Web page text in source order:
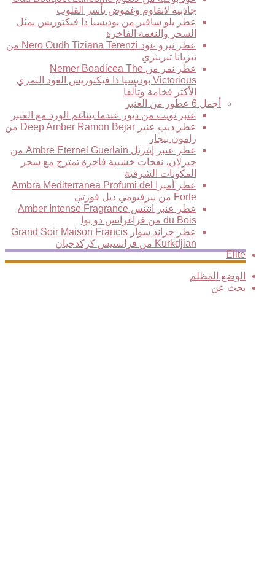
جاذبية لاتقاوم وغموض يأسر القلوب
عطر بلو سافير من بوديسيا ذا فيكتوريس يمثل
السحر والنغمة الفاخرة
عطر نيرو عود Nero Oudh Tiziana Terenzi من
تيزيانا تيرينزي
عطر نمر من Nemer Boadicea The
Victorious بوديسيا ذا فيكتوريس العود النمري
الأكثر فخامة وتألقا
أجمل 6 عطور من العنبر
عنبر نويت من ديور عندما يتناغم الورد مع العنبر
عطر ديب عنبر Deep Amber Ramon Bejar من
رامون بيجار
عطر عنبر إيترنل Ambre Eternel Guerlain من
جيرلان، نفحات خشبية فاخرة تمتزج مع سحر
المكونات الشرقية
عطر أمبرا Ambra Mediterranea Profumi del
Forte من بيرفيومي ديل فورتي
عطر عنبر انتنس Amber Intense Fragrance
du Bois من فراغرانس دو بوا
عطر جراند سوار Grand Soir Maison Francis
Kurkdjian من فرانسيس كركدجيان
Elite
الوضع المظلم
بحث عن